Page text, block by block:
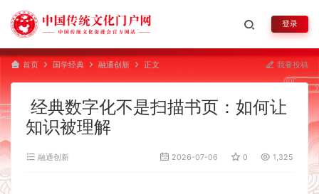
登录
首页 国学经典 融通创新 正文 我要投稿
经典数字化不是扫描书页：如何让
知识被理解
融通创新 2026-07-06 0 1,325